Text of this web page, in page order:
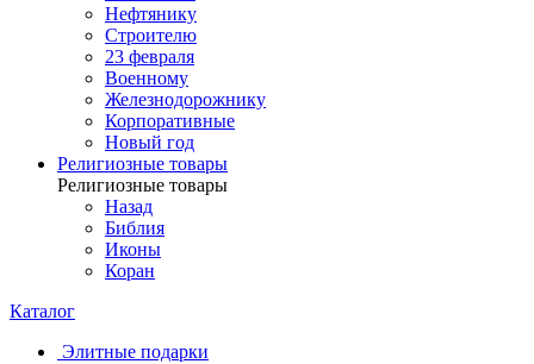
Нефтянику
Строителю
23 февраля
Военному
Железнодорожнику
Корпоративные
Новый год
Религиозные товары
Религиозные товары
Назад
Библия
Иконы
Коран
Каталог
Элитные подарки